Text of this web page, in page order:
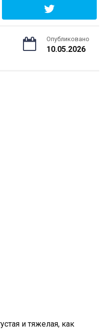
Опубликовано
10.05.2026
и тяжелая, как